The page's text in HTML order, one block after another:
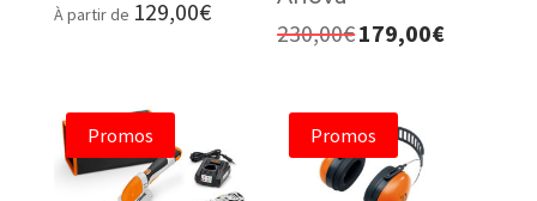
À partir de 129,00€
230,00€ Le
était :
230,00€.
179,00€
Promos Promos